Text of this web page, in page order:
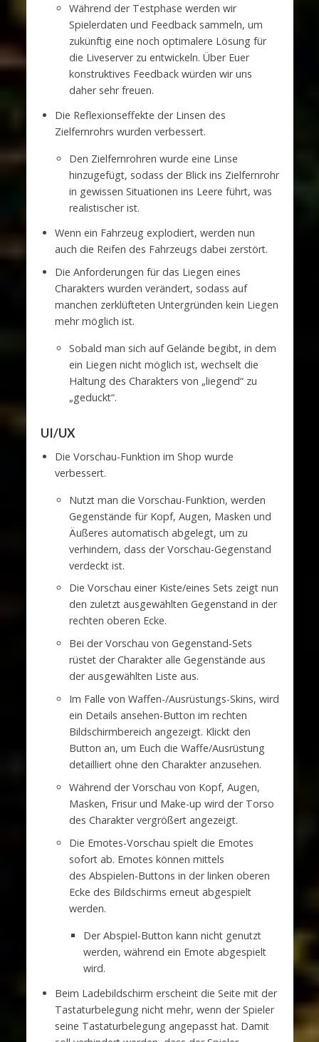
Während der Testphase werden wir
Spielerdaten und Feedback sammeln, um
zukünftig eine noch optimalere Lösung für
die Liveserver zu entwickeln. Über Euer
konstruktives Feedback würden wir uns
daher sehr freuen.
Die Reflexionseffekte der Linsen des
Zielfernrohrs wurden verbessert.
Den Zielfernrohren wurde eine Linse
hinzugefügt, sodass der Blick ins Zielfernrohr
in gewissen Situationen ins Leere führt, was
realistischer ist.
Wenn ein Fahrzeug explodiert, werden nun
auch die Reifen des Fahrzeugs dabei zerstört.
Die Anforderungen für das Liegen eines
Charakters wurden verändert, sodass auf
manchen zerklüfteten Untergründen kein Liegen
mehr möglich ist.
Sobald man sich auf Gelände begibt, in dem
ein Liegen nicht möglich ist, wechselt die
Haltung des Charakters von „liegend“ zu
„geduckt“.
UI/UX
Die Vorschau-Funktion im Shop wurde
verbessert.
Nutzt man die Vorschau-Funktion, werden
Gegenstände für Kopf, Augen, Masken und
Äußeres automatisch abgelegt, um zu
verhindern, dass der Vorschau-Gegenstand
verdeckt ist.
Die Vorschau einer Kiste/eines Sets zeigt nun
den zuletzt ausgewählten Gegenstand in der
rechten oberen Ecke.
Bei der Vorschau von Gegenstand-Sets
rüstet der Charakter alle Gegenstände aus
der ausgewählten Liste aus.
Im Falle von Waffen-/Ausrüstungs-Skins, wird
ein Details ansehen-Button im rechten
Bildschirmbereich angezeigt. Klickt den
Button an, um Euch die Waffe/Ausrüstung
detailliert ohne den Charakter anzusehen.
Während der Vorschau von Kopf, Augen,
Masken, Frisur und Make-up wird der Torso
des Charakter vergrößert angezeigt.
Die Emotes-Vorschau spielt die Emotes
sofort ab. Emotes können mittels
des Abspielen-Buttons in der linken oberen
Ecke des Bildschirms erneut abgespielt
werden.
Der Abspiel-Button kann nicht genutzt
werden, während ein Emote abgespielt
wird.
Beim Ladebildschirm erscheint die Seite mit der
Tastaturbelegung nicht mehr, wenn der Spieler
seine Tastaturbelegung angepasst hat. Damit